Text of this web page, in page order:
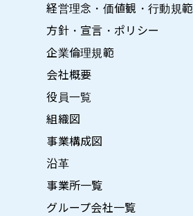
経営理念・価値観・行動規範
方針・宣言・ポリシー
企業倫理規範
会社概要
役員一覧
組織図
事業構成図
沿革
事業所一覧
グループ会社一覧